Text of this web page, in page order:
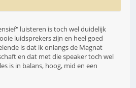
luisteren is toch wel duidelijk
luidsprekers zijn en heel goed
is dat ik onlangs de Magnat
en dat met die speaker toch wel
is in balans, hoog, mid en een